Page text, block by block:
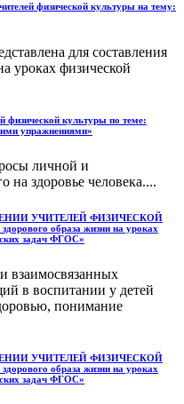
физической культуры на тему:
для составления
уроках физической
физической культуры по теме:
упражнениями»
личной и
здоровье человека....
УЧИТЕЛЕЙ ФИЗИЧЕСКОЙ
образа жизни на уроках
задач ФГОС»
взаимосвязанных
в воспитании у детей
понимание
УЧИТЕЛЕЙ ФИЗИЧЕСКОЙ
образа жизни на уроках
задач ФГОС»